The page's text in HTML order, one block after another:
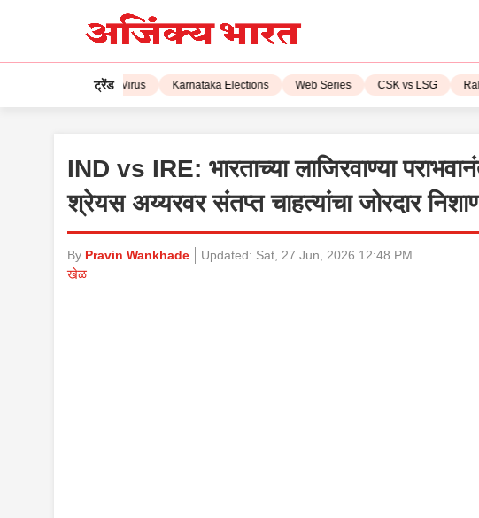
ट्रेंड
Corona Virus Karnataka Elections Web Series CSK vs LSG Rahul
IND vs IRE: भारताच्या लाजिरवाण्या
श्रेयस अय्यरवर संतप्त चाहत्यांचा जोरदार
By Pravin Wankhade Updated: Sat, 27 Jun, 2026 12:48 PM
खेळ